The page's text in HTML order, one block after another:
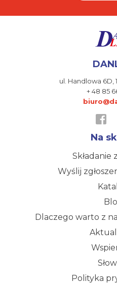
ul. Handlowa 6D,
+ 48 85
Na
Składanie
Wyślij
Dlaczego warto z
Polityka